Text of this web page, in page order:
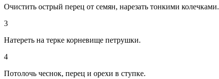
Очистить острый перец от семян, нарезать тонкими колечками.
3
Натереть на терке корневище петрушки.
4
Потолочь чеснок, перец и орехи в ступке.